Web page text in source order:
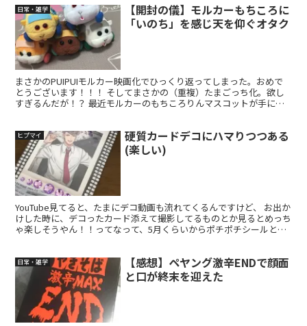
日常・雑学
【開封の儀】モルカーもちころに
「いのち」を感じ天を仰ぐオタク
まさかのPUIPUIモルカー映画化でひっくり返ってしまった。おめで
とうございます！！！ そしてまさかの（重複）たまごっち化。欲し
すぎるんだが！？ 最近モルカーのもちころりんマスコットが手に入
ヒプマイ
硬質カードデコにハマりつつある
(楽しい)
YouTube見てると、たまにデコ動画も流れてくるんですけど、 お出か
けした時に、デコったカード添えて撮影してるものとか見るとめっち
ゃ楽しそうやん！！ってなって、5月くらいからポチポチシールとか
日常・雑学
【感想】ペヤング激辛ENDで顔面
と口が終末を迎えた